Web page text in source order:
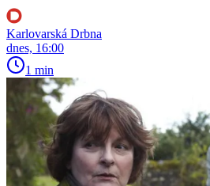
Karlovarská Drbna
dnes, 16:00
1 min